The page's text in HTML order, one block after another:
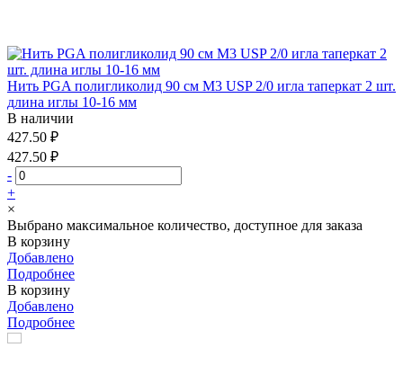
Нить PGA полигликолид 90 см М3 USP 2/0 игла таперкат 2 шт.
длина иглы 10-16 мм
В наличии
427.50 ₽
427.50 ₽
-
+
×
Выбрано максимальное количество, доступное для заказа
В корзину
Добавлено
Подробнее
В корзину
Добавлено
Подробнее